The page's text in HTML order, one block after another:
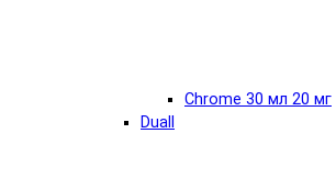
Chrome 30 мл 20 мг
Duall